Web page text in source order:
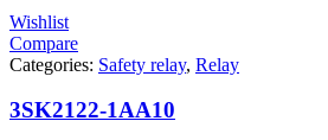
Wishlist
Compare
Categories: Safety relay, Relay
3SK2122-1AA10